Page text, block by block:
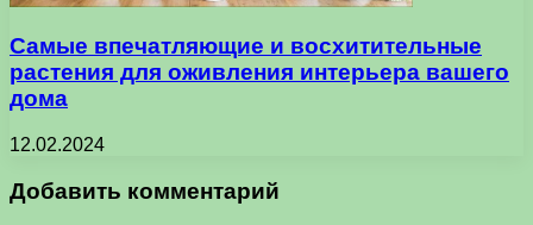
Самые впечатляющие и восхитительные
растения для оживления интерьера вашего
дома
12.02.2024
Добавить комментарий